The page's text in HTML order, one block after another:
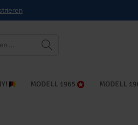
springen
MODELL 1965 MODELL